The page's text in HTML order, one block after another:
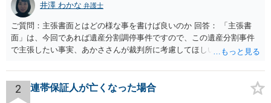
井澤 わかな 弁護士
ご質問：主張書面とはどの様な事を書けば良いのか 回答： 「主張書
面」は、今回であれば遺産分割調停事件ですので、この遺産分割事件
で主張したい事実、あかささんが裁判所に考慮してほしいと思う、亡
ります。 もし、主張したい事実や考慮してほしい事情に関連して
資料を持っているようであれば、主張書面とは別で提出できます。も
し、お姉さんに見られたくないような資料がある場合、「非開示の希
2 連帯保証人が亡くなった場合